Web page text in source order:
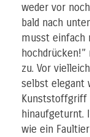
weder vor
bald nach
musst einfach
zu. Vor
selbst elegant
Kunststoffgriff
hinaufgeturnt.
wie ein